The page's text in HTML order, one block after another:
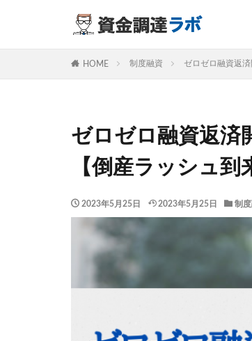
HOME 制度融資 ゼロゼロ融資返
ゼロゼロ融資返済
【倒産ラッシュ到
2023年5月25日 2023年5月25日 制